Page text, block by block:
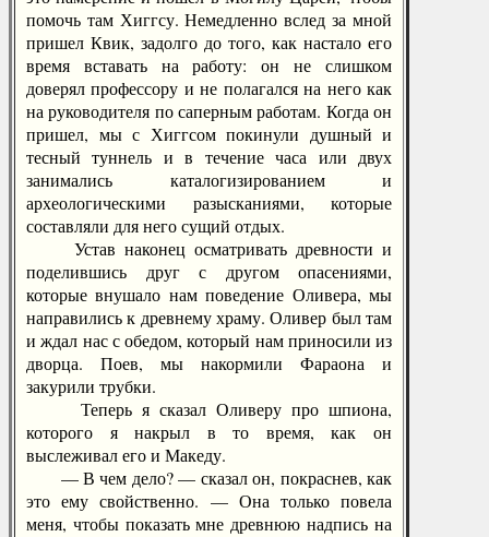
помочь там Хиггсу. Немедленно вслед за мной
пришел Квик, задолго до того, как настало его
время вставать на работу: он не слишком
доверял профессору и не полагался на него как
на руководителя по саперным работам. Когда он
пришел, мы с Хиггсом покинули душный и
тесный туннель и в течение часа или двух
занимались каталогизированием и
археологическими разысканиями, которые
составляли для него сущий отдых.
Устав наконец осматривать древности и
поделившись друг с другом опасениями,
которые внушало нам поведение Оливера, мы
направились к древнему храму. Оливер был там
и ждал нас с обедом, который нам приносили из
дворца. Поев, мы накормили Фараона и
закурили трубки.
Теперь я сказал Оливеру про шпиона,
которого я накрыл в то время, как он
выслеживал его и Македу.
— В чем дело? — сказал он, покраснев, как
это ему свойственно. — Она только повела
меня, чтобы показать мне древнюю надпись на